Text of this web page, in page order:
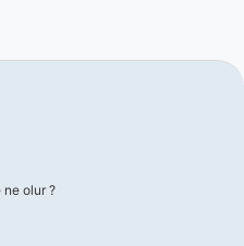
ne olur ?